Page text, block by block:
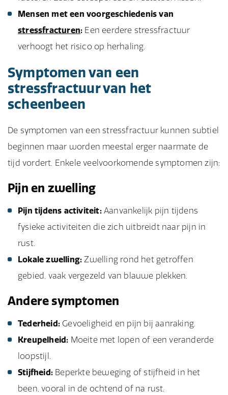
Mensen met een voorgeschiedenis van
stressfracturen: Een eerdere stressfractuur
verhoogt het risico op herhaling.
Symptomen van een
stressfractuur van het
scheenbeen
De symptomen van een stressfractuur kunnen subtiel
beginnen maar worden meestal erger naarmate de
tijd vordert. Enkele veelvoorkomende symptomen zijn:
Pijn en zwelling
Pijn tijdens activiteit:Aanvankelijk pijn tijdens
fysieke activiteiten die zich uitbreidt naar pijn in
rust.
Lokale zwelling: Zwelling rond het getroffen
gebied, vaak vergezeld van blauwe plekken.
Andere symptomen
Tederheid: Gevoeligheid en pijn bij aanraking.
Kreupelheid: Moeite met lopen of een veranderde
loopstijl.
Stijfheid: Beperkte beweging of stijfheid in het
been, vooral in de ochtend of na rust.